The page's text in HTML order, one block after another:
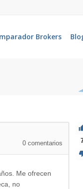
Brokers
0 comentarios
Me ofrecen
no